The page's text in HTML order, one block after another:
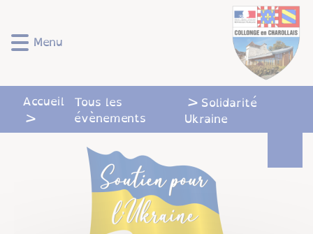
rapide
au
rapide
au
principal
rapide
recherche
rapide
au
de
page
Menu
Accueil Tous les
évènements
Solidarité
Ukraine